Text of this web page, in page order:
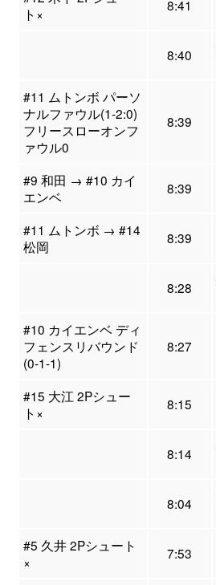
ト×
8:41
8:40
#11 ムトンボ パーソ
ナルファウル(1-2:0)
フリースローオンフ
ァウル0
8:39
#9 和田 → #10 カイ
エンベ
8:39
#11 ムトンボ → #14
松岡
8:39
8:28
#10 カイエンベ ディ
フェンスリバウンド
(0-1-1)
8:27
#15 大江 2Pシュー
ト×
8:15
8:14
8:04
#5 久井 2Pシュート
×
7:53